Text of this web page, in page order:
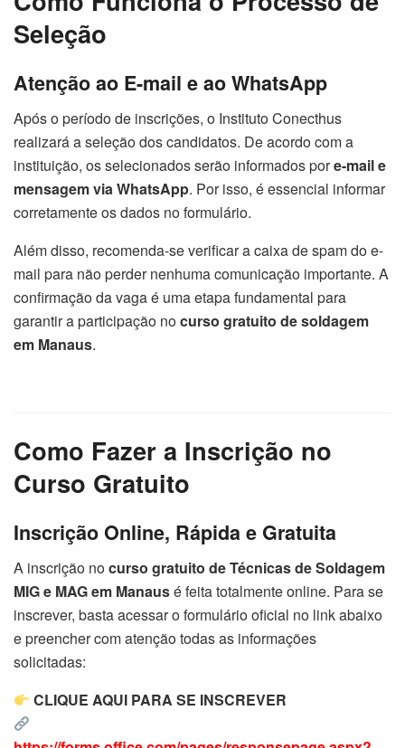
Seleção
Atenção ao E-mail e ao WhatsApp
Após o período de inscrições, o Instituto Conecthus
realizará a seleção dos candidatos. De acordo com a
instituição, os selecionados serão informados pore-mail e
mensagem via WhatsApp. Por isso, é essencial informar
corretamente os dados no formulário.
Além disso, recomenda-se verificar a caixa de spam do e-
mail para não perder nenhuma comunicação importante. A
confirmação da vaga é uma etapa fundamental para
garantir a participação nocurso gratuito de soldagem
em Manaus.
Como Fazer a Inscrição no
Curso Gratuito
Inscrição Online, Rápida e Gratuita
A inscrição nocurso gratuito de Técnicas de Soldagem
MIG e MAG em Manausé feita totalmente online. Para se
inscrever, basta acessar o formulário oficial no link abaixo
e preencher com atenção todas as informações
solicitadas:
CLIQUE AQUI PARA SE INSCREVER